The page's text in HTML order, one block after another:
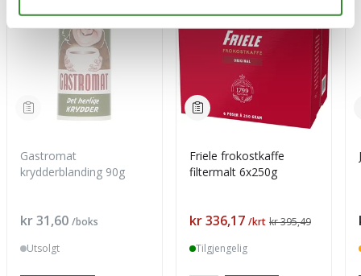
Gastromat
krydderblanding 90g
Pris
kr 31,60 /boks
Utsolgt
Friele frokostkaffe
filtermalt 6x250g
Pris
kr 336,17 /krt kr 395,49
Tilgjengelig